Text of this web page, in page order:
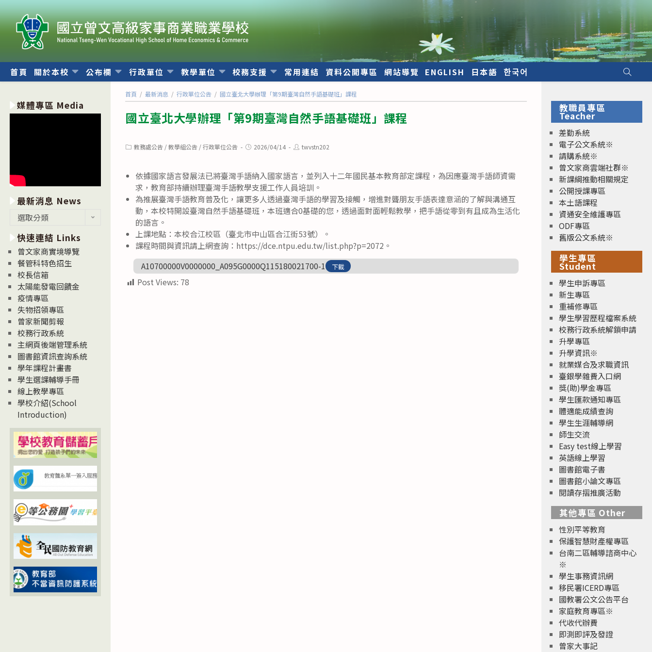
跳
轉
至
內
首頁 關於本校 公布欄 行政單位 教學單位 校務支援 常用連結 資料公開專區 網站導覽 ENGLISH 日本語 한국어
首頁 / 最新消息 / 行政單位公告 / 國立臺北大學辦理「第9期臺灣自然手語基礎班」課程
國立臺北大學辦理「第9期臺灣自然手語基礎班」課程
Post教務處公告 / 教學組公告 / 行政單位公告
Post2026/04/14
Posttwvstn202
依據國家語言發展法已將臺灣手語納入國家語言，並列入十二年國民基本教育部定課程，為因應臺灣手語師資需
求，教育部持續辦理臺灣手語教學支援工作人員培訓。
為推展臺灣手語教育普及化，讓更多人透過臺灣手語的學習及接觸，增進對聾朋友手語表達意涵的了解與溝通互
動，本校特開設臺灣自然手語基礎班，本班適合0基礎的您，透過面對面輕鬆教學，把手語從零到有且成為生活化
的語言。
上課地點：本校合江校區（臺北市中山區合江街53號）。
課程時間與資訊請上網查詢：https://dce.ntpu.edu.tw/list.php?p=2072。
A10700000V0000000_A095G0000Q115180021700-1
下載
Post Views: 78
媒體專區 Media
最新消息 News
消
息
News
選取分類
快速連結 Links
曾文家商實境導覽
餐管科特色招生
校長信箱
太陽能發電回饋金
疫情專區
失物招領專區
曾家新聞剪報
校務行政系統
主網頁後端管理系統
圖書館資訊查詢系統
學年課程計畫書
學生選課輔導手冊
線上教學專區
學校介紹(School
Introduction)
教職員專區
Teacher
差勤系統
電子公文系統※
請購系統※
曾文家商雲端社群※
新課綱推動相關規定
公開授課專區
本土語課程
資通安全維護專區
ODF專區
舊版公文系統※
學生專區
Student
學生申訴專區
新生專區
重補修專區
學生學習歷程檔案系統
校務行政系統解鎖申請
升學專區
升學資訊※
就業媒合及求職資訊
臺銀學雜費入口網
獎(助)學金專區
學生匯款通知專區
體適能成績查詢
學生生涯輔導網
師生交流
Easy test線上學習
英語線上學習
圖書館電子書
圖書館小論文專區
閱讀存摺推廣活動
其他專區 Other
性別平等教育
保護智慧財產權專區
台南二區輔導諮商中心
※
學生事務資訊網
移民署ICERD專區
國教署公文公告平台
家庭教育專區※
代收代辦費
即測即評及發證
曾家大事記